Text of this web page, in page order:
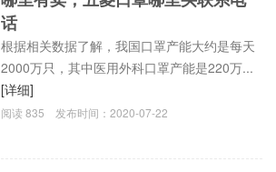
话
根据相关数据了解，我国口罩产能大约是每天
2000万只，其中医用外科口罩产能是220万...
[详细]
阅读835 发布时间：2020-07-22